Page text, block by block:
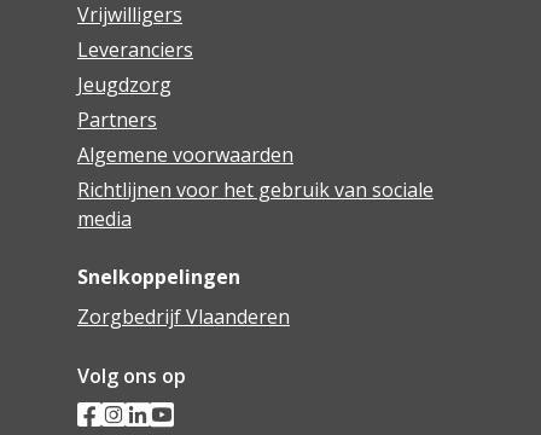
Vrijwilligers
Leveranciers
Jeugdzorg
Partners
Algemene voorwaarden
Richtlijnen voor het gebruik van sociale
media
Snelkoppelingen
Zorgbedrijf Vlaanderen
Volg ons op